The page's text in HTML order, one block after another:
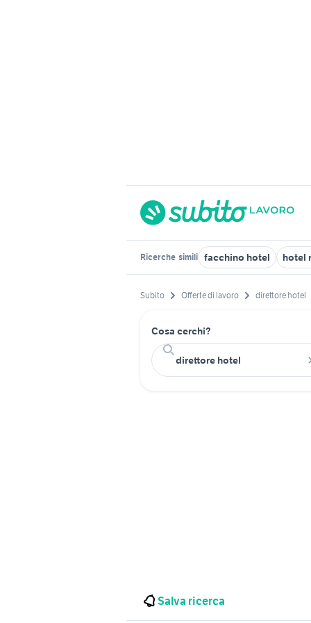
Ricerche simili facchino hotel hotel
Subito Offerte di lavoro direttore hotel
Cosa cerchi?
Salva ricerca